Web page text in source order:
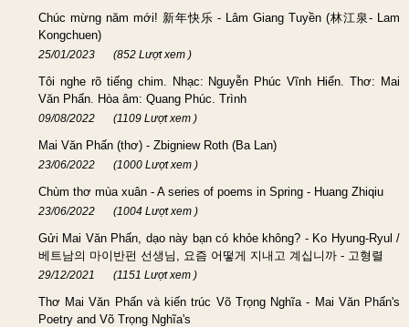
Chúc mừng năm mới! 新年快乐 - Lâm Giang Tuyền (林江泉- Lam
Kongchuen)
25/01/2023 (852 Lượt xem )
Tôi nghe rõ tiếng chim. Nhạc: Nguyễn Phúc Vĩnh Hiển. Thơ: Mai
Văn Phấn. Hòa âm: Quang Phúc. Trình
09/08/2022 (1109 Lượt xem )
Mai Văn Phấn (thơ) - Zbigniew Roth (Ba Lan)
23/06/2022 (1000 Lượt xem )
Chùm thơ mùa xuân - A series of poems in Spring - Huang Zhiqiu
23/06/2022 (1004 Lượt xem )
Gửi Mai Văn Phấn, dạo này bạn có khỏe không? - Ko Hyung-Ryul /
베트남의 마이반펀 선생님, 요즘 어떻게 지내고 계십니까 - 고형렬
29/12/2021 (1151 Lượt xem )
Thơ Mai Văn Phấn và kiến trúc Võ Trọng Nghĩa - Mai Văn Phấn's
Poetry and Võ Trọng Nghĩa's